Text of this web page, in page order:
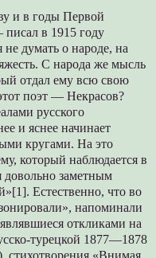
и в годы Первой
в 1915 году
думать о народе, на
С народа же мысль
отдал ему всю свою
поэт — Некрасов?
русского
и яснее начинает
кругами. На это
который наблюдается в
довольно заметным
Естественно, что во
напоминали
откликами на
турецкой 1877—1878
стихотворения «Внимая